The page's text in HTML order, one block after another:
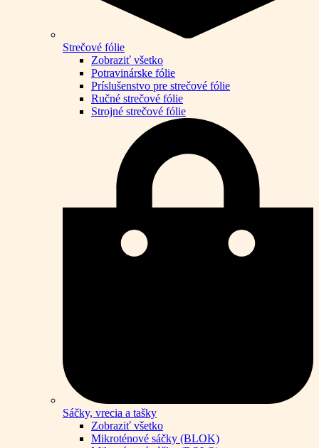
Strečové fólie
Zobraziť všetko
Potravinárske fólie
Príslušenstvo pre strečové fólie
Ručné strečové fólie
Strojné strečové fólie
Sáčky, vrecia a tašky
Zobraziť všetko
Mikroténové sáčky (BLOK)